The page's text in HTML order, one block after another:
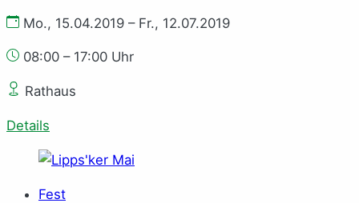
Mo., 15.04.2019 – Fr., 12.07.2019
08:00 – 17:00 Uhr
Rathaus
Details
Fest